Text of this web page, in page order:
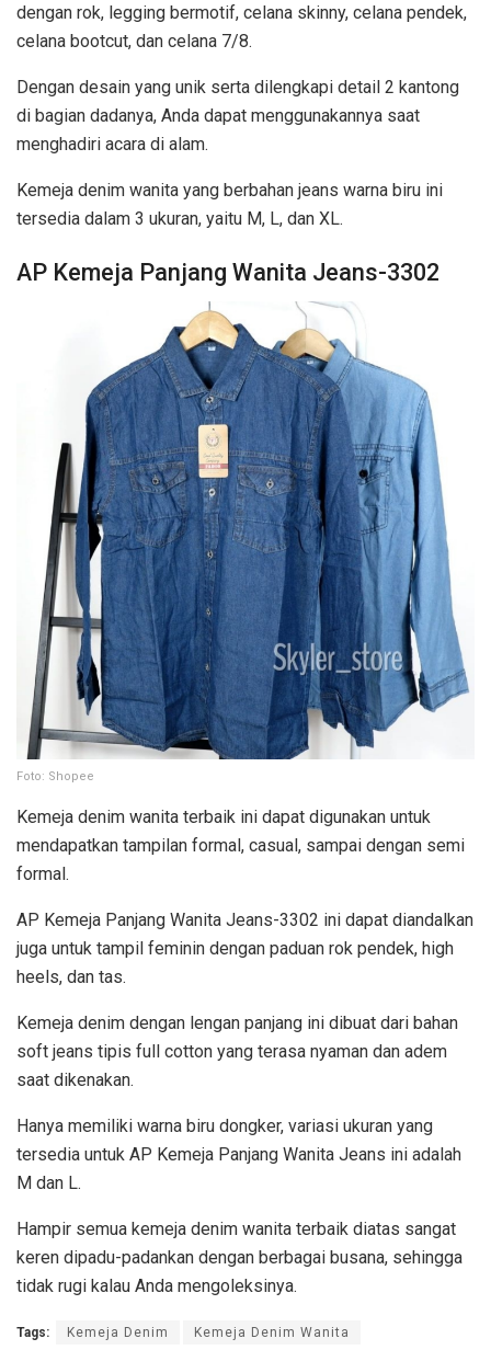
dengan rok, legging bermotif, celana skinny, celana pendek,
celana bootcut, dan celana 7/8.
Dengan desain yang unik serta dilengkapi detail 2 kantong
di bagian dadanya, Anda dapat menggunakannya saat
menghadiri acara di alam.
Kemeja denim wanita yang berbahan jeans warna biru ini
tersedia dalam 3 ukuran, yaitu M, L, dan XL.
AP Kemeja Panjang Wanita Jeans-3302
Foto: Shopee
Kemeja denim wanita terbaik ini dapat digunakan untuk
mendapatkan tampilan formal, casual, sampai dengan semi
formal.
AP Kemeja Panjang Wanita Jeans-3302 ini dapat diandalkan
juga untuk tampil feminin dengan paduan rok pendek, high
heels, dan tas.
Kemeja denim dengan lengan panjang ini dibuat dari bahan
soft jeans tipis full cotton yang terasa nyaman dan adem
saat dikenakan.
Hanya memiliki warna biru dongker, variasi ukuran yang
tersedia untuk AP Kemeja Panjang Wanita Jeans ini adalah
M dan L.
Hampir semua kemeja denim wanita terbaik diatas sangat
keren dipadu-padankan dengan berbagai busana, sehingga
tidak rugi kalau Anda mengoleksinya.
Tags: Kemeja Denim Kemeja Denim Wanita